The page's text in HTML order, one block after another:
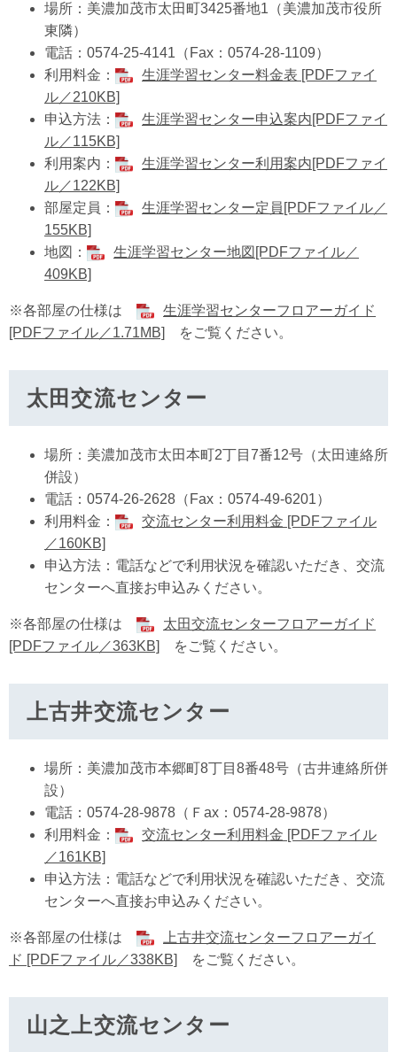
場所：美濃加茂市太田町3425番地1（美濃加茂市役所
東隣）
電話：0574-25-4141（Fax：0574-28-1109）
利用料金：
生涯学習センター料金表 [PDFファイ
ル／210KB]
申込方法：
生涯学習センター申込案内[PDFファイ
ル／115KB]
利用案内：
生涯学習センター利用案内[PDFファイ
ル／122KB]
部屋定員：
生涯学習センター定員[PDFファイル／
155KB]
地図：
生涯学習センター地図[PDFファイル／
409KB]
※各部屋の仕様は
生涯学習センターフロアーガイド
[PDFファイル／1.71MB]
をご覧ください。
太田交流センター
場所：美濃加茂市太田本町2丁目7番12号（太田連絡所
併設）
電話：0574-26-2628（Fax：0574-49-6201）
利用料金：
交流センター利用料金 [PDFファイル
／160KB]
申込方法：電話などで利用状況を確認いただき、交流
センターへ直接お申込みください。
※各部屋の仕様は
太田交流センターフロアーガイド
[PDFファイル／363KB]
をご覧ください。
上古井交流センター
場所：美濃加茂市本郷町8丁目8番48号（古井連絡所併
設）
電話：0574-28-9878（Ｆax：0574-28-9878）
利用料金：
交流センター利用料金 [PDFファイル
／161KB]
申込方法：電話などで利用状況を確認いただき、交流
センターへ直接お申込みください。
※各部屋の仕様は
上古井交流センターフロアーガイ
ド [PDFファイル／338KB]
をご覧ください。
山之上交流センター